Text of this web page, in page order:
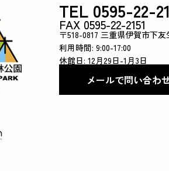
TEL 0595-22-
FAX 0595-22-2151
〒518-0817 三重県伊賀市下友
利用時間: 9:00-17:00
休館日: 12月29日-1月3日
メールで問い合わ